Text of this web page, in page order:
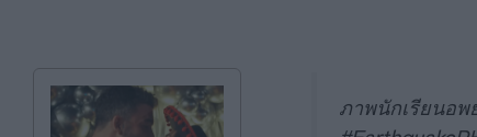
ภาพนักเรียนอพ